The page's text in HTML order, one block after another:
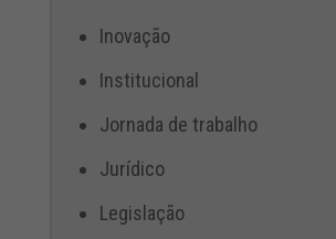
Inovação
Institucional
Jornada de trabalho
Jurídico
Legislação